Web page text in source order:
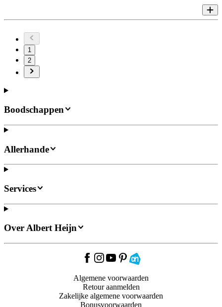
1
2
Boodschappen
Allerhande
Services
Over Albert Heijn
Algemene voorwaarden
Retour aanmelden
Zakelijke algemene voorwaarden
Bonusvoorwaarden